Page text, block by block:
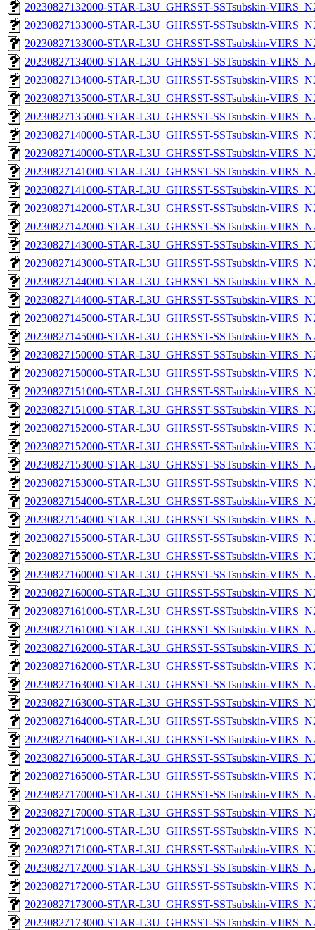
20230827132000-STAR-L3U_GHRSST-SSTsubskin-
20230827133000-STAR-L3U_GHRSST-SSTsubskin-
20230827133000-STAR-L3U_GHRSST-SSTsubskin-
20230827134000-STAR-L3U_GHRSST-SSTsubskin-
20230827134000-STAR-L3U_GHRSST-SSTsubskin-
20230827135000-STAR-L3U_GHRSST-SSTsubskin-
20230827135000-STAR-L3U_GHRSST-SSTsubskin-
20230827140000-STAR-L3U_GHRSST-SSTsubskin-
20230827140000-STAR-L3U_GHRSST-SSTsubskin-
20230827141000-STAR-L3U_GHRSST-SSTsubskin-
20230827141000-STAR-L3U_GHRSST-SSTsubskin-
20230827142000-STAR-L3U_GHRSST-SSTsubskin-
20230827142000-STAR-L3U_GHRSST-SSTsubskin-
20230827143000-STAR-L3U_GHRSST-SSTsubskin-
20230827143000-STAR-L3U_GHRSST-SSTsubskin-
20230827144000-STAR-L3U_GHRSST-SSTsubskin-
20230827144000-STAR-L3U_GHRSST-SSTsubskin-
20230827145000-STAR-L3U_GHRSST-SSTsubskin-
20230827145000-STAR-L3U_GHRSST-SSTsubskin-
20230827150000-STAR-L3U_GHRSST-SSTsubskin-
20230827150000-STAR-L3U_GHRSST-SSTsubskin-
20230827151000-STAR-L3U_GHRSST-SSTsubskin-
20230827151000-STAR-L3U_GHRSST-SSTsubskin-
20230827152000-STAR-L3U_GHRSST-SSTsubskin-
20230827152000-STAR-L3U_GHRSST-SSTsubskin-
20230827153000-STAR-L3U_GHRSST-SSTsubskin-
20230827153000-STAR-L3U_GHRSST-SSTsubskin-
20230827154000-STAR-L3U_GHRSST-SSTsubskin-
20230827154000-STAR-L3U_GHRSST-SSTsubskin-
20230827155000-STAR-L3U_GHRSST-SSTsubskin-
20230827155000-STAR-L3U_GHRSST-SSTsubskin-
20230827160000-STAR-L3U_GHRSST-SSTsubskin-
20230827160000-STAR-L3U_GHRSST-SSTsubskin-
20230827161000-STAR-L3U_GHRSST-SSTsubskin-
20230827161000-STAR-L3U_GHRSST-SSTsubskin-
20230827162000-STAR-L3U_GHRSST-SSTsubskin-
20230827162000-STAR-L3U_GHRSST-SSTsubskin-
20230827163000-STAR-L3U_GHRSST-SSTsubskin-
20230827163000-STAR-L3U_GHRSST-SSTsubskin-
20230827164000-STAR-L3U_GHRSST-SSTsubskin-
20230827164000-STAR-L3U_GHRSST-SSTsubskin-
20230827165000-STAR-L3U_GHRSST-SSTsubskin-
20230827165000-STAR-L3U_GHRSST-SSTsubskin-
20230827170000-STAR-L3U_GHRSST-SSTsubskin-
20230827170000-STAR-L3U_GHRSST-SSTsubskin-
20230827171000-STAR-L3U_GHRSST-SSTsubskin-
20230827171000-STAR-L3U_GHRSST-SSTsubskin-
20230827172000-STAR-L3U_GHRSST-SSTsubskin-
20230827172000-STAR-L3U_GHRSST-SSTsubskin-
20230827173000-STAR-L3U_GHRSST-SSTsubskin-
20230827173000-STAR-L3U_GHRSST-SSTsubskin-